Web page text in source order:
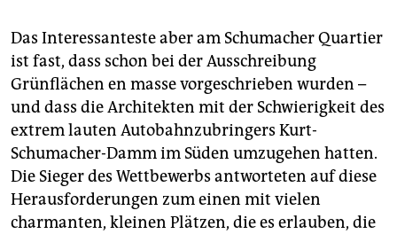
Das Interessanteste aber am Schumacher Quartier
ist fast, dass schon bei der Ausschreibung
Grünflächen en masse vorgeschrieben wurden –
und dass die Architekten mit der Schwierigkeit des
extrem lauten Autobahnzubringers Kurt-
Schumacher-Damm im Süden umzugehen hatten.
Die Sieger des Wettbewerbs antworteten auf diese
Herausforderungen zum einen mit vielen
charmanten, kleinen Plätzen, die es erlauben, die